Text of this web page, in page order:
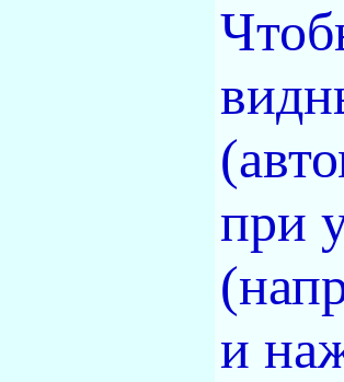
при
и